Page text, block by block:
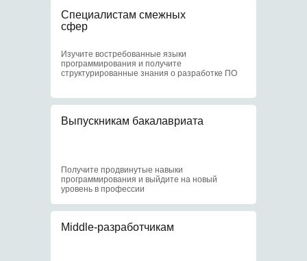
Выпускникам бакалавриата
Получите продвинутые навыки
программирования и выйдите на новый
уровень в профессии
Специалистам смежных
сфер
Изучите востребованные языки
программирования и получите
структурированные знания о разработке ПО
Middle-разработчикам
Отсрочка
от армии
Доступ к научным